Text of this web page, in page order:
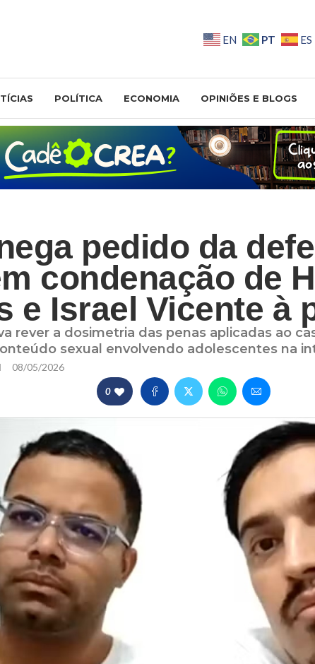
EN PT ES
POLÍTICA ECONOMIA OPINIÕES E BLOGS
pedido da
condenação de
e Israel Vicente à
rever a dosimetria das penas aplicadas ao
sexual envolvendo adolescentes na
08/05/2026
0